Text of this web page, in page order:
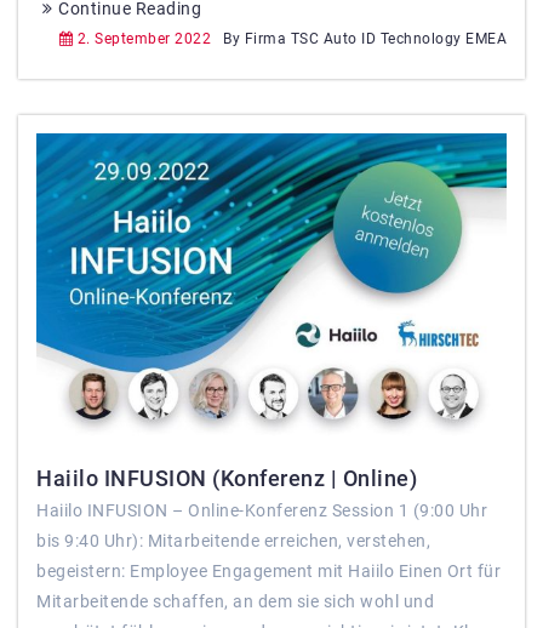
Continue Reading
2. September 2022 By Firma TSC Auto ID Technology EMEA
Haiilo INFUSION (Konferenz | Online)
Haiilo INFUSION – Online-Konferenz Session 1 (9:00 Uhr
bis 9:40 Uhr): Mitarbeitende erreichen, verstehen,
begeistern: Employee Engagement mit Haiilo Einen Ort für
Mitarbeitende schaffen, an dem sie sich wohl und